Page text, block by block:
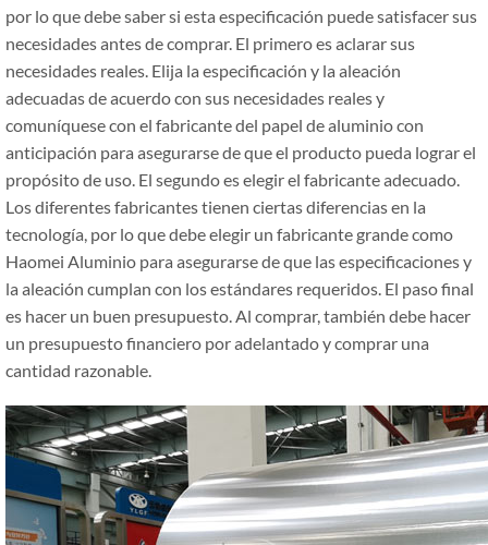
por lo que debe saber si esta especificación puede satisfacer sus
necesidades antes de comprar. El primero es aclarar sus
necesidades reales. Elija la especificación y la aleación
adecuadas de acuerdo con sus necesidades reales y
comuníquese con el fabricante del papel de aluminio con
anticipación para asegurarse de que el producto pueda lograr el
propósito de uso. El segundo es elegir el fabricante adecuado.
Los diferentes fabricantes tienen ciertas diferencias en la
tecnología, por lo que debe elegir un fabricante grande como
Haomei Aluminio para asegurarse de que las especificaciones y
la aleación cumplan con los estándares requeridos. El paso final
es hacer un buen presupuesto. Al comprar, también debe hacer
un presupuesto financiero por adelantado y comprar una
cantidad razonable.